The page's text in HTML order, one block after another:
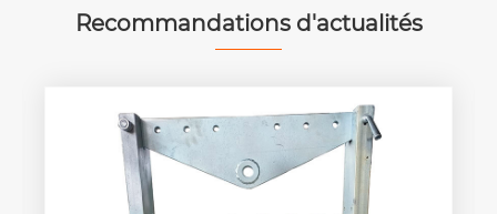
Recommandations d'actualités